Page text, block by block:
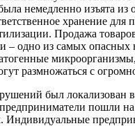
немедленно изъята из
хранение для
Продажа
– одно из самых опасных
размножаться с
был локализован
пошли
Индивидуальные